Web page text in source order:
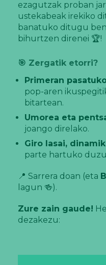
ezagutzak proban
ustekabeak irekiko
banatuko ditugu
bihurtzen direnei 🏆!
🎯 Zergatik etorri?
Primeran
pop-aren
bitartean.
Umorea eta
joango direlako.
Giro lasai,
parte hartuko
📍 Sarrera doan (eta
lagun 🍻).
Zure zain gaude!
dezakezu: